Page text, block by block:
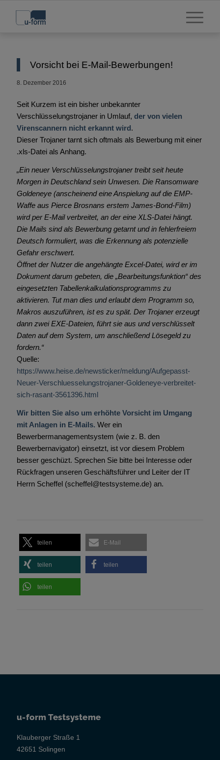
Vorsicht bei E-Mail-Bewerbungen!
8. Dezember 2016
Seit Kurzem ist ein bisher unbekannter
Verschlüsselungstrojaner in Umlauf, der von vielen
Virenscannern nicht erkannt wird.
Dieser Trojaner tarnt sich oftmals als Bewerbung mit einer
.xls-Datei als Anhang.
„Ein neuer Verschlüsselungstrojaner treibt seit heute
Morgen in Deutschland sein Unwesen. Die Ransomware
Goldeneye (anscheinend eine Anspielung auf die EMP-
Waffe aus Pierce Brosnans erstem James-Bond-Film)
wird per E-Mail verbreitet, an der eine XLS-Datei hängt.
Die Mails sind als Bewerbung getarnt und in fehlerfreiem
Deutsch formuliert, was die Erkennung als potenzielle
Gefahr erschwert.
Öffnet der Nutzer die angehängte Excel-Datei, wird er im
Dokument darum gebeten, die „Bearbeitungsfunktion“ des
eingesetzten Tabellenkalkulationsprogramms zu
aktivieren. Tut man dies und erlaubt dem Programm so,
Makros auszuführen, ist es zu spät. Der Trojaner erzeugt
dann zwei EXE-Dateien, führt sie aus und verschlüsselt
Daten auf dem System, um anschließend Lösegeld zu
fordern.“
Quelle:
https://www.heise.de/newsticker/meldung/Aufgepasst-
Neuer-Verschluesselungstrojaner-Goldeneye-verbreitet-
sich-rasant-3561396.html
Wir bitten Sie also um erhöhte Vorsicht im Umgang
mit Anlagen in E-Mails. Wer ein
Bewerbermanagementsystem (wie z. B. den
Bewerbernavigator) einsetzt, ist vor diesem Problem
besser geschüzt. Sprechen Sie bitte bei Interesse oder
Rückfragen unseren Geschäftsführer und Leiter der IT
Herrn Scheffel (scheffel@testsysteme.de) an.
teilen E-Mail
teilen teilen
teilen
u-form Testsysteme
Klauberger Straße 1
42651 Solingen